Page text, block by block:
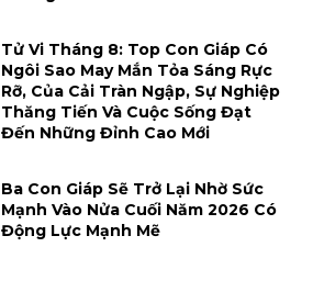
Tử Vi Tháng 8: Top Con Giáp Có
Ngôi Sao May Mắn Tỏa Sáng Rực
Rỡ, Của Cải Tràn Ngập, Sự Nghiệp
Thăng Tiến Và Cuộc Sống Đạt
Đến Những Đỉnh Cao Mới
Ba Con Giáp Sẽ Trở Lại Nhờ Sức
Mạnh Vào Nửa Cuối Năm 2026 Có
Động Lực Mạnh Mẽ